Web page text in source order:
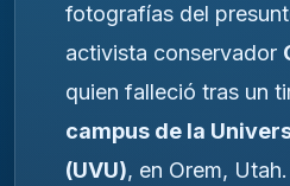
fotografías del
activista conservador
quien falleció tras un
campus de la
(UVU), en Orem,